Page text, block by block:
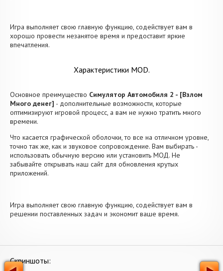
Игра выполняет свою главную функцию, содействует вам в
хорошо провести незанятое время и предоставит яркие
впечатления.
Характеристики MOD.
Основное преимущество Симулятор Автомобиля 2 - [Взлом
Много денег] - дополнительные возможности, которые
оптимизируют игровой процесс, а вам не нужно тратить много
времени.
Что касается графической оболочки, то все на отличном уровне,
точно так же, как и звуковое сопровождение. Вам выбирать -
использовать обычную версию или установить МОД. Не
забывайте открывать наш сайт для обновления крутых
приложений.
Игра выполняет свою главную функцию, содействует вам в
решении поставленных задач и экономит ваше время.
Скриншоты: